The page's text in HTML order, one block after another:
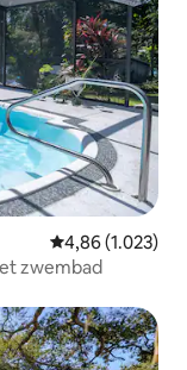
Gemiddelde
4,86 (1.023)
zwembad